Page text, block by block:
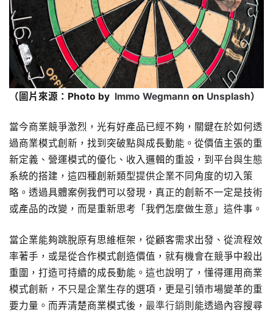
（圖片來源：Photo by Immo Wegmann on Unsplash）
當今商業競爭激烈，光有好產品已經不夠，關鍵在於如何透
過商業模式創新，找到突破點與成長動能。從價值主張的重
新定義、營運模式的優化、收入邏輯的重設，到平台與生態
系統的搭建，這四種創新類型提供企業不同角度的切入策
略。透過具體案例我們可以發現，真正的創新不一定是技術
或產品的改變，而是重新思考「我們怎麼做生意」這件事。
當企業能夠跳脫原有思維框架，從顧客需求出發、從流程效
率著手，或是從合作模式創造價值，就有機會在競爭中殺出
重圍，打造可持續的成長動能。這也說明了，懂得運用商業
模式創新，不只是企業生存的選項，更是引領市場變革的重
要力量。而弄清楚商業模式後， 最準行銷則能透過內容搜尋